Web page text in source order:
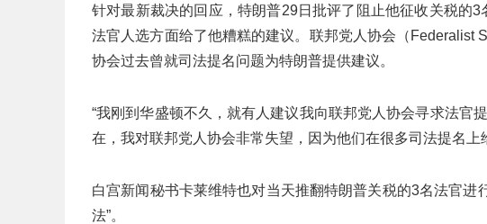
针对最新裁决的回应，特朗普29日批评了阻止他征收关税的
法官人选方面给了他糟糕的建议。联邦党人协会（Federalist
协会过去曾就司法提名问题为特朗普提供建议。
“我刚到华盛顿不久，就有人建议我向联邦党人协会寻求法官
在，我对联邦党人协会非常失望，因为他们在很多司法提名上
白宫新闻秘书卡莱维特也对当天推翻特朗普关税的3名法官进
法”。